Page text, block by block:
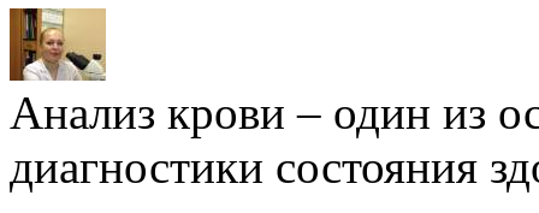
Анализ крови – один из
диагностики состояния